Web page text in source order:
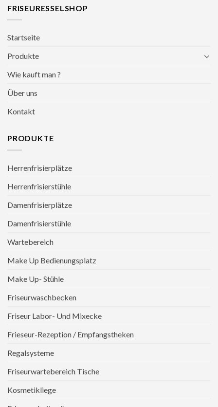
FRISEURESSELSHOP
Startseite
Produkte
Wie kauft man ?
Über uns
Kontakt
PRODUKTE
Herrenfrisierplätze
Herrenfrisierstühle
Damenfrisierplätze
Damenfrisierstühle
Wartebereich
Make Up Bedienungsplatz
Make Up- Stühle
Friseurwaschbecken
Friseur Labor- Und Mixecke
Frieseur-Rezeption / Empfangstheken
Regalsysteme
Friseurwartebereich Tische
Kosmetikliege